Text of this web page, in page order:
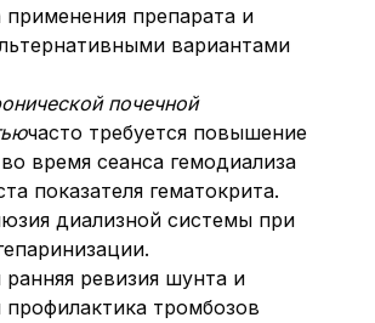
применения препарата и
вариантами
почечной
часто требуется повышение
время сеанса гемодиализа
показателя гематокрита.
диализной системы при
ревизия шунта и
тромбозов